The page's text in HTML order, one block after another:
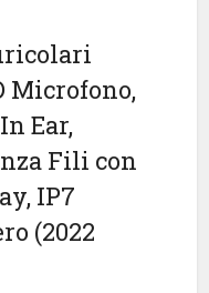
Microfono,
Ear,
Fili con
IP7
(2022